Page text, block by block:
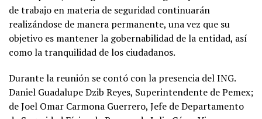
de trabajo en materia de seguridad continuarán
realizándose de manera permanente, una vez que su
objetivo es mantener la gobernabilidad de la entidad, así
como la tranquilidad de los ciudadanos.
Durante la reunión se contó con la presencia del ING.
Daniel Guadalupe Dzib Reyes, Superintendente de Pemex;
de Joel Omar Carmona Guerrero, Jefe de Departamento